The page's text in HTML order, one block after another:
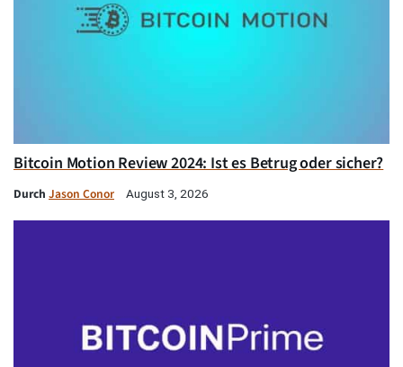
Bitcoin Motion Review 2024: Ist es Betrug oder sicher?
Durch Jason Conor August 3, 2026